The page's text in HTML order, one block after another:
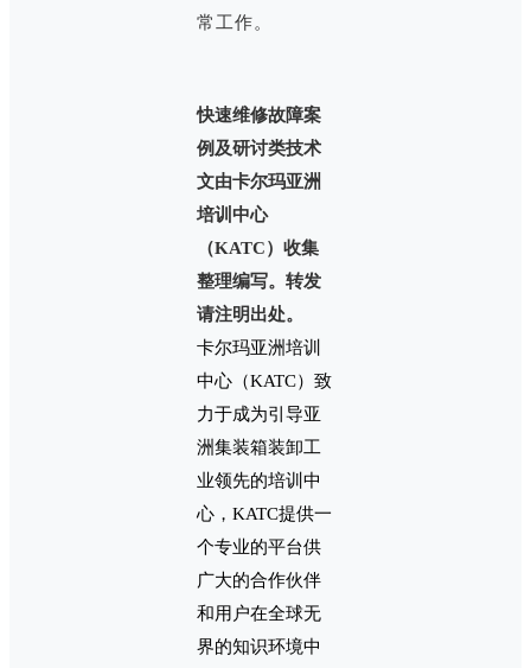
常工作。
快速维修故障案
例及研讨类技术
文由卡尔玛亚洲
培训中心
（KATC）收集
整理编写。转发
请注明出处。
卡尔玛亚洲培训
中心（KATC）致
力于成为引导亚
洲集装箱装卸工
业领先的培训中
心，KATC提供一
个专业的平台供
广大的合作伙伴
和用户在全球无
界的知识环境中